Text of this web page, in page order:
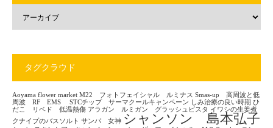
タグクラウド
Aoyama flower market M22 フォトフェイシャル ルミナス Smas-up 高周波と低
周波 RF EMS
STCチップ サーマクールキャンペーン しみ治療の良い時期 ひ
だこ リベド 低温熱傷 アラガン ルミガン グラッシュビスタ イワシの生姜煮
クナイプのバスソルト サンバ 女神 シャンソン 島本弘子